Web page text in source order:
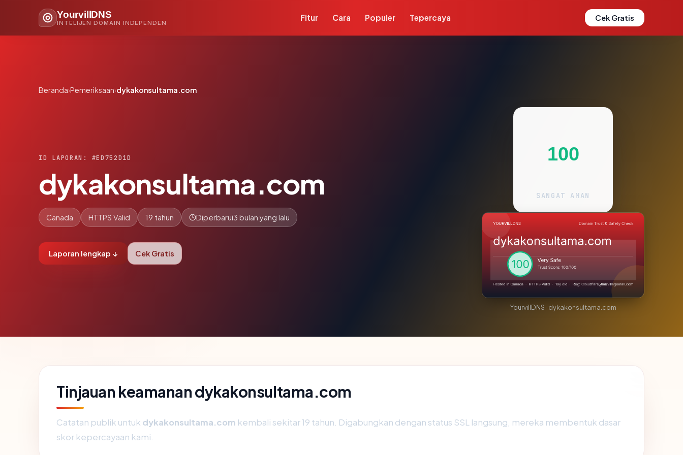
YourvillDNS
INTELIJEN DOMAIN INDEPENDEN
Fitur Cara Populer Tepercaya Cek Gratis
Beranda›Pemeriksaan›dykakonsultama.com
ID LAPORAN: #ED752D1D
dykakonsultama.com
Canada HTTPS Valid 19 tahun Diperbarui3 bulan yang lalu
Laporan lengkap ↓ Cek Gratis
100
SANGAT AMAN
YourvillDNS · dykakonsultama.com
Tinjauan keamanan dykakonsultama.com
Catatan publik untuk dykakonsultama.com kembali sekitar 19 tahun. Digabungkan dengan status SSL langsung, mereka membentuk dasar
skor kepercayaan kami.